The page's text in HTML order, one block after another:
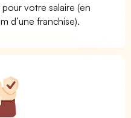
votre salaire (en
d’une franchise).